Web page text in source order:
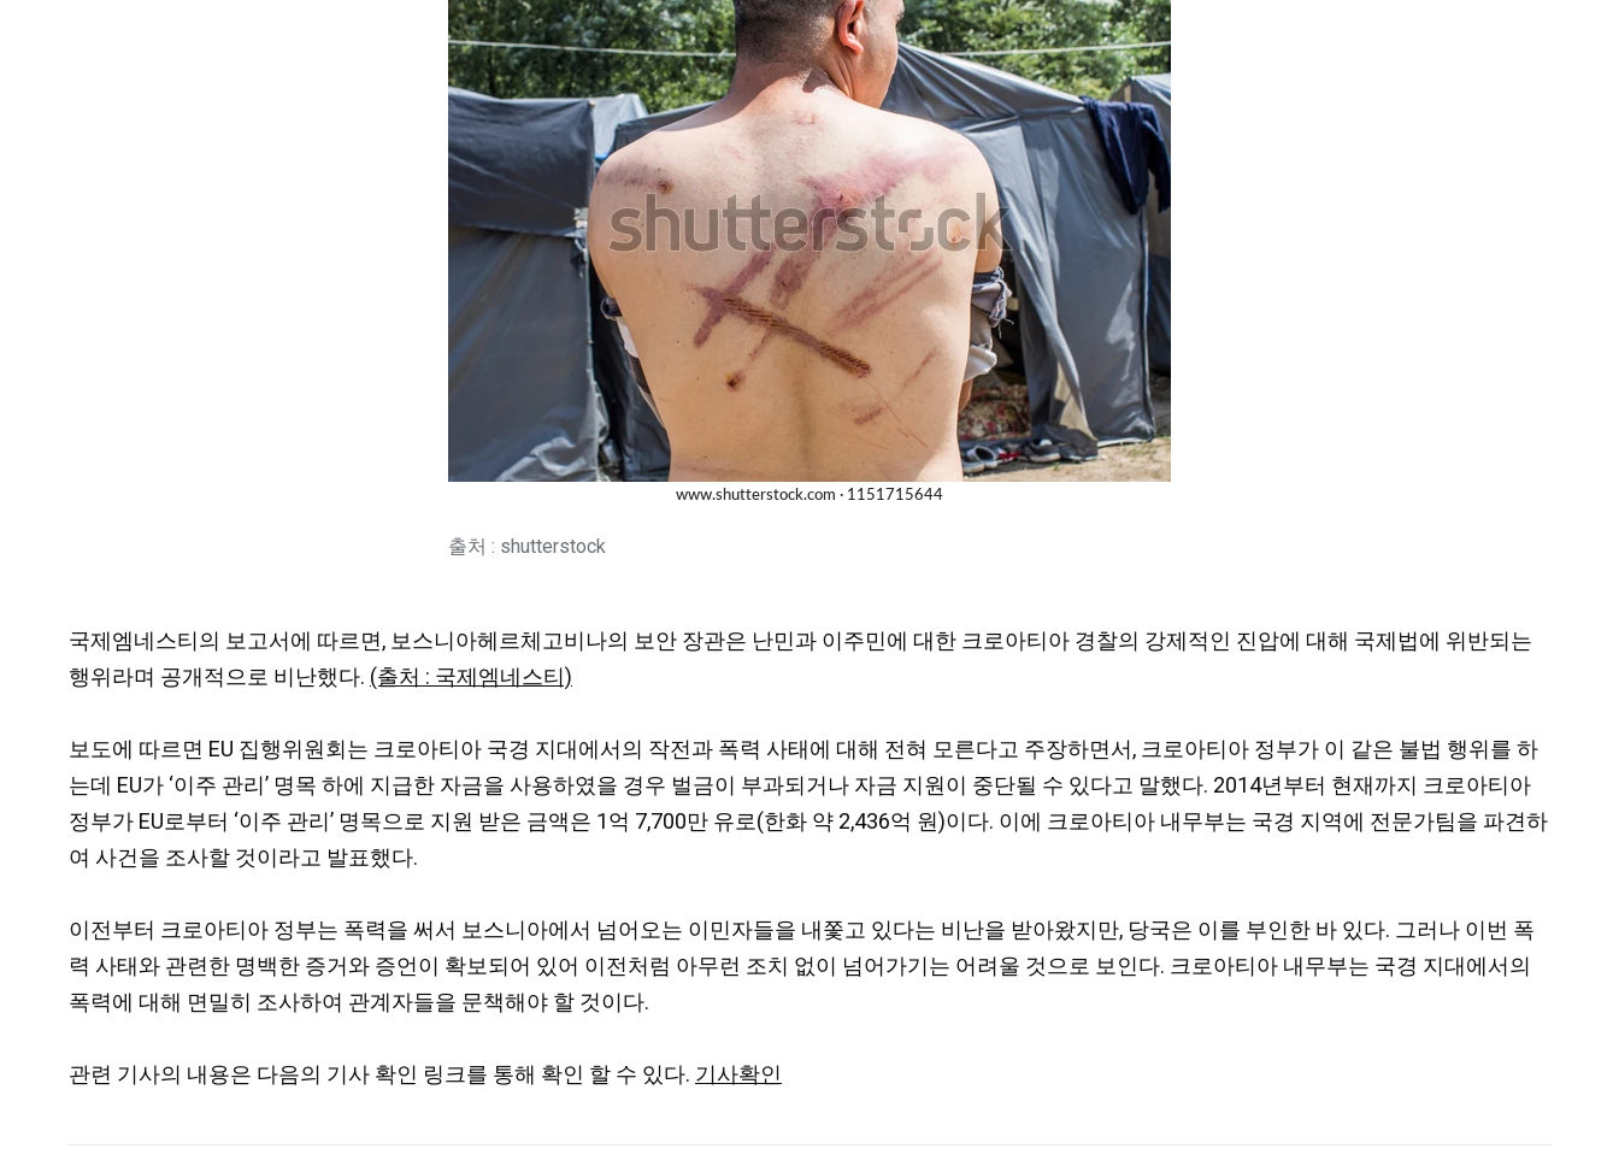
출처 : shutterstock
국제엠네스티의 보고서에 따르면, 보스니아헤르체고비나의 보안 장관은 난민과 이주민에 대한 크로아티아 경찰의 강제적인 진압에 대해 국제법에 위반되는
행위라며 공개적으로 비난했다. (출처 : 국제엠네스티)
보도에 따르면 EU 집행위원회는 크로아티아 국경 지대에서의 작전과 폭력 사태에 대해 전혀 모른다고 주장하면서, 크로아티아 정부가 이 같은 불법 행위를 하
는데 EU가 ‘이주 관리’ 명목 하에 지급한 자금을 사용하였을 경우 벌금이 부과되거나 자금 지원이 중단될 수 있다고 말했다. 2014년부터 현재까지 크로아티아
정부가 EU로부터 ‘이주 관리’ 명목으로 지원 받은 금액은 1억 7,700만 유로(한화 약 2,436억 원)이다. 이에 크로아티아 내무부는 국경 지역에 전문가팀을 파견하
여 사건을 조사할 것이라고 발표했다.
이전부터 크로아티아 정부는 폭력을 써서 보스니아에서 넘어오는 이민자들을 내쫓고 있다는 비난을 받아왔지만, 당국은 이를 부인한 바 있다. 그러나 이번 폭
력 사태와 관련한 명백한 증거와 증언이 확보되어 있어 이전처럼 아무런 조치 없이 넘어가기는 어려울 것으로 보인다. 크로아티아 내무부는 국경 지대에서의
폭력에 대해 면밀히 조사하여 관계자들을 문책해야 할 것이다.
관련 기사의 내용은 다음의 기사 확인 링크를 통해 확인 할 수 있다. 기사확인